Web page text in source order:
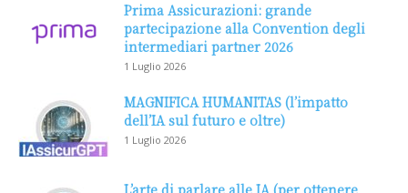
Prima Assicurazioni: grande
partecipazione alla Convention degli
intermediari partner 2026
1 Luglio 2026
MAGNIFICA HUMANITAS (l’impatto
dell’IA sul futuro e oltre)
1 Luglio 2026
L’arte di parlare alle IA (per ottenere